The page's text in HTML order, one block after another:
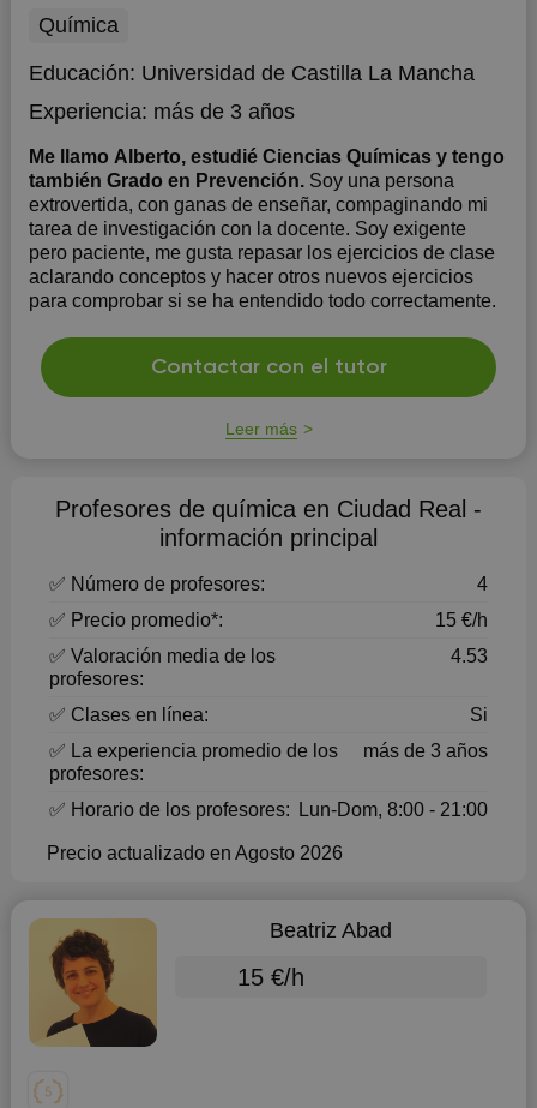
Química
Educación: Universidad de Castilla La Mancha
Experiencia: más de 3 años
Me llamo Alberto, estudié Ciencias Químicas y tengo
también Grado en Prevención. Soy una persona
extrovertida, con ganas de enseñar, compaginando mi
tarea de investigación con la docente. Soy exigente
pero paciente, me gusta repasar los ejercicios de clase
aclarando conceptos y hacer otros nuevos ejercicios
para comprobar si se ha entendido todo correctamente.
Contactar con el tutor
Leer más
Profesores de química en Ciudad Real -
información principal
✅ Número de profesores:
4
✅ Precio promedio*:
15 €/h
✅ Valoración media de los
profesores:
4.53
✅ Clases en línea:
Si
✅ La experiencia promedio de los
profesores:
más de 3 años
✅ Horario de los profesores: Lun-Dom, 8:00 - 21:00
Precio actualizado en Agosto 2026
Beatriz Abad
15 €/h